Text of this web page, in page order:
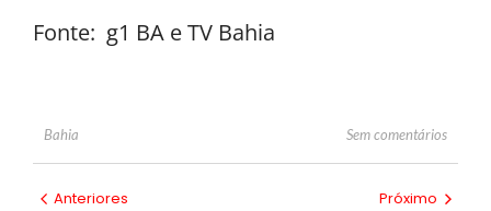
Fonte: g1 BA e TV Bahia
Bahia Sem comentários
Anteriores Próximo